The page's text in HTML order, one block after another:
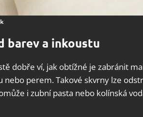
barev a inkoustu
dobře ví, jak obtížné je zabránit
nebo perem. Takové skvrny lze
i zubní pasta nebo kolínská